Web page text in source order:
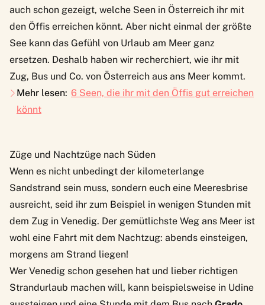
auch schon gezeigt, welche Seen in Österreich ihr mit
den Öffis erreichen könnt. Aber nicht einmal der größte
See kann das Gefühl von Urlaub am Meer ganz
ersetzen. Deshalb haben wir recherchiert, wie ihr mit
Zug, Bus und Co. von Österreich aus ans Meer kommt.
Mehr lesen: 6 Seen, die ihr mit den Öffis gut erreichen
könnt
Züge und Nachtzüge nach Süden
Wenn es nicht unbedingt der kilometerlange
Sandstrand sein muss, sondern euch eine Meeresbrise
ausreicht, seid ihr zum Beispiel in wenigen Stunden mit
dem Zug in Venedig. Der gemütlichste Weg ans Meer ist
wohl eine Fahrt mit dem Nachtzug: abends einsteigen,
morgens am Strand liegen!
Wer Venedig schon gesehen hat und lieber richtigen
Strandurlaub machen will, kann beispielsweise in Udine